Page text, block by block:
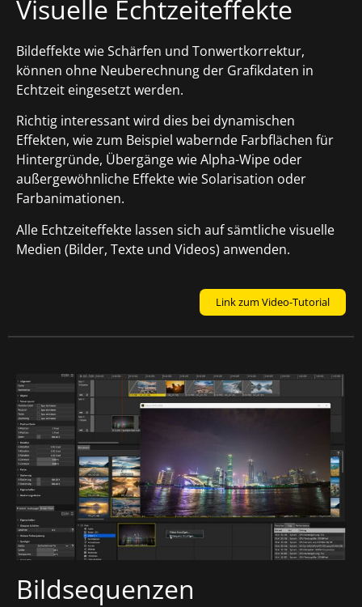
Visuelle Echtzeiteffekte
Bildeffekte wie Schärfen und Tonwertkorrektur,
können ohne Neuberechnung der Grafikdaten in
Echtzeit eingesetzt werden.
Richtig interessant wird dies bei dynamischen
Effekten, wie zum Beispiel wabernde Farbflächen für
Hintergründe, Übergänge wie Alpha-Wipe oder
außergewöhnliche Effekte wie Solarisation oder
Farbanimationen.
Alle Echtzeiteffekte lassen sich auf sämtliche visuelle
Medien (Bilder, Texte und Videos) anwenden.
Link zum Video-Tutorial
Bildsequenzen